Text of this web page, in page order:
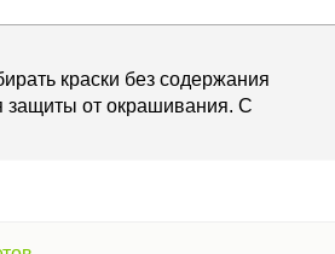
краски без содержания
защиты от окрашивания. С